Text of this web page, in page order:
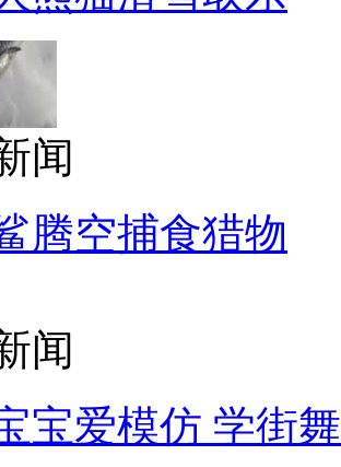
闻
腾空捕食猎物
闻
宝爱模仿 学街